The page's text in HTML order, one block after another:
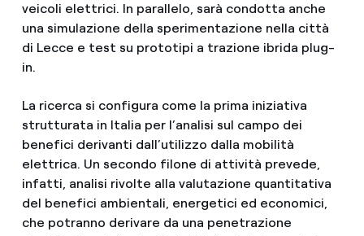
veicoli elettrici. In parallelo, sarà condotta anche
una simulazione della sperimentazione nella città
di Lecce e test su prototipi a trazione ibrida plug-
in.
La ricerca si configura come la prima iniziativa
strutturata in Italia per l’analisi sul campo dei
benefici derivanti dall’utilizzo dalla mobilità
elettrica. Un secondo filone di attività prevede,
infatti, analisi rivolte alla valutazione quantitativa
del benefici ambientali, energetici ed economici,
che potranno derivare da una penetrazione